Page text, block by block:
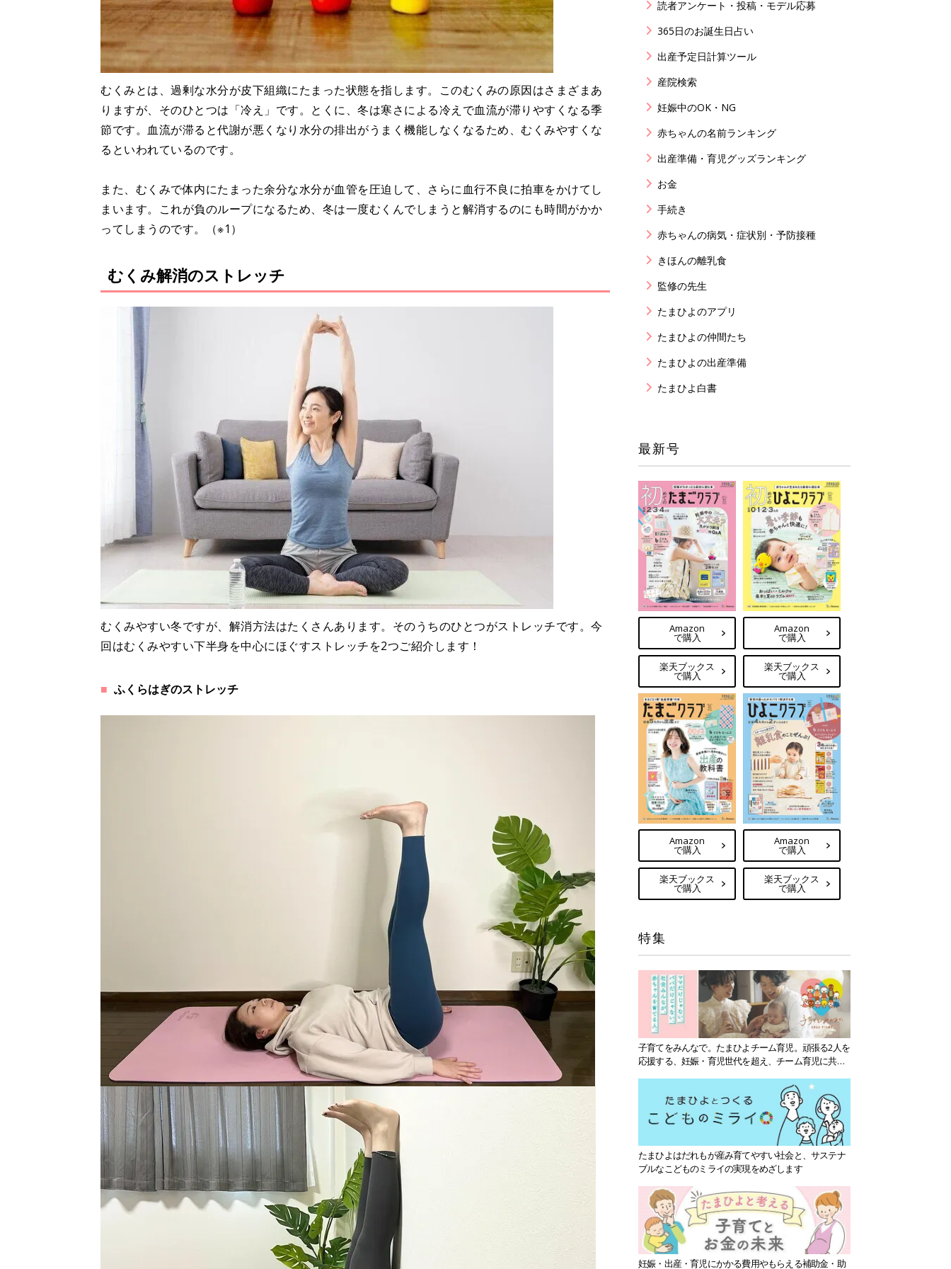
むくみとは、過剰な水分が皮下組織にたまった状態を指します。このむくみの原因はさまざまあ
りますが、そのひとつは「冷え」です。とくに、冬は寒さによる冷えで血流が滞りやすくなる季
節です。血流が滞ると代謝が悪くなり水分の排出がうまく機能しなくなるため、むくみやすくな
るといわれているのです。
また、むくみで体内にたまった余分な水分が血管を圧迫して、さらに血行不良に拍車をかけてし
まいます。これが負のループになるため、冬は一度むくんでしまうと解消するのにも時間がかか
ってしまうのです。（※1）
むくみ解消のストレッチ
むくみやすい冬ですが、解消方法はたくさんあります。そのうちのひとつがストレッチです。今
回はむくみやすい下半身を中心にほぐすストレッチを2つご紹介します！
ふくらはぎのストレッチ
読者アンケート・投稿・モデル応募
365日のお誕生日占い
出産予定日計算ツール
産院検索
妊娠中のOK・NG
赤ちゃんの名前ランキング
出産準備・育児グッズランキング
お金
手続き
赤ちゃんの病気・症状別・予防接種
きほんの離乳食
監修の先生
たまひよのアプリ
たまひよの仲間たち
たまひよの出産準備
たまひよ白書
最新号
Amazon
で購入
楽天ブックス
で購入
Amazon
で購入
楽天ブックス
で購入
Amazon
で購入
楽天ブックス
で購入
Amazon
で購入
楽天ブックス
で購入
特集
子育てをみんなで。たまひよチーム育児。頑張る2人を
応援する、妊娠・育児世代を超え、チーム育児に共感
たまひよはだれもが産み育てやすい社会と、サステナ
ブルなこどものミライの実現をめざします
妊娠・出産・育児にかかる費用やもらえる補助金・助